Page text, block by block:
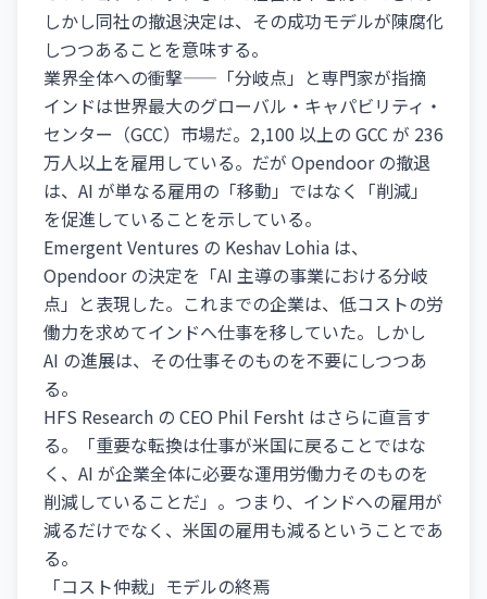
しかし同社の撤退決定は、その成功モデルが陳腐化
しつつあることを意味する。
業界全体への衝撃——「分岐点」と専門家が指摘
インドは世界最大のグローバル・キャパビリティ・
センター（GCC）市場だ。2,100 以上の GCC が 236
万人以上を雇用している。だが Opendoor の撤退
は、AI が単なる雇用の「移動」ではなく「削減」
を促進していることを示している。
Emergent Ventures の Keshav Lohia は、
Opendoor の決定を「AI 主導の事業における分岐
点」と表現した。これまでの企業は、低コストの労
働力を求めてインドへ仕事を移していた。しかし
AI の進展は、その仕事そのものを不要にしつつあ
る。
HFS Research の CEO Phil Fersht はさらに直言す
る。「重要な転換は仕事が米国に戻ることではな
く、AI が企業全体に必要な運用労働力そのものを
削減していることだ」。つまり、インドへの雇用が
減るだけでなく、米国の雇用も減るということであ
る。
「コスト仲裁」モデルの終焉